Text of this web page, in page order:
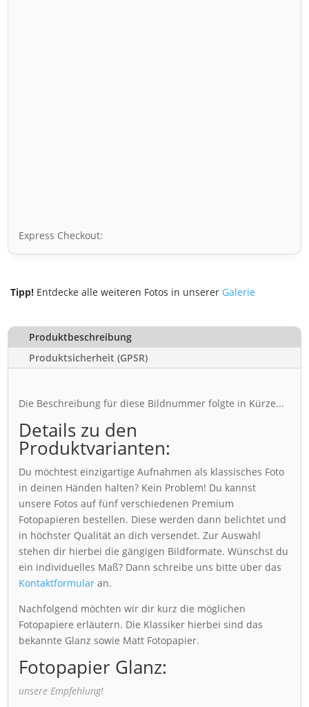
Express Checkout:
Tipp! Entdecke alle weiteren Fotos in unserer Galerie
Produktbeschreibung
Produktsicherheit (GPSR)
Die Beschreibung für diese Bildnummer folgte in Kürze...
Details zu den
Produktvarianten:
Du möchtest einzigartige Aufnahmen als klassisches Foto
in deinen Händen halten? Kein Problem! Du kannst
unsere Fotos auf fünf verschiedenen Premium
Fotopapieren bestellen. Diese werden dann belichtet und
in höchster Qualität an dich versendet. Zur Auswahl
stehen dir hierbei die gängigen Bildformate. Wünschst du
ein individuelles Maß? Dann schreibe uns bitte über das
Kontaktformular an.
Nachfolgend möchten wir dir kurz die möglichen
Fotopapiere erläutern. Die Klassiker hierbei sind das
bekannte Glanz sowie Matt Fotopapier.
Fotopapier Glanz:
unsere Empfehlung!